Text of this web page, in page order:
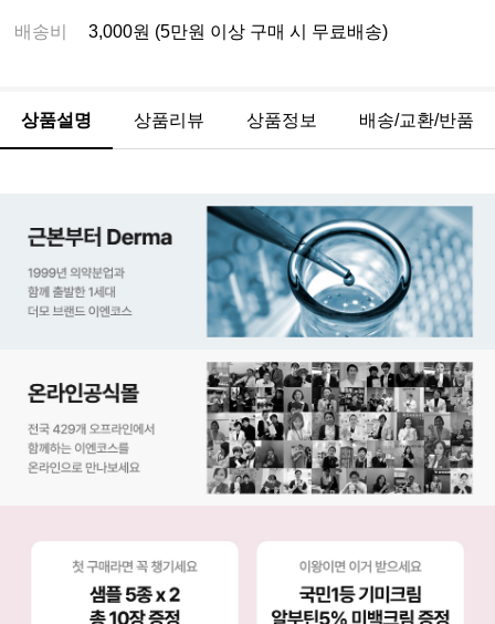
배송비 3,000원 (5만원 이상 구매 시 무료배송)
상품설명 상품리뷰 상품정보 배송/교환/반품